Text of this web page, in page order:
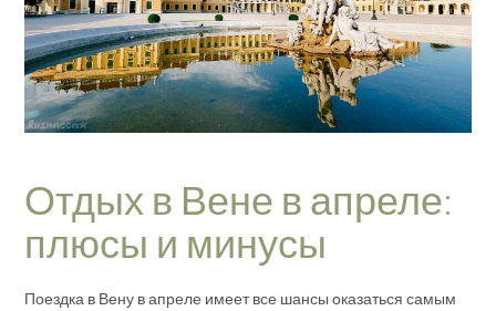
Отдых в Вене в апреле:
плюсы и минусы
Поездка в Вену в апреле имеет все шансы оказаться самым